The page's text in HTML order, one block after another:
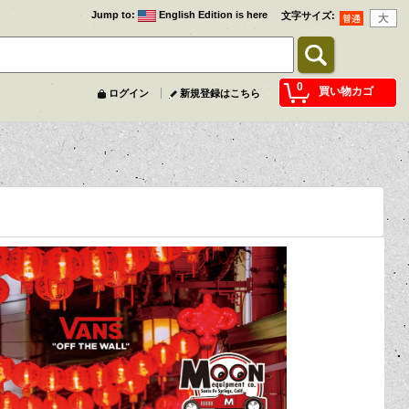
文字サイズ:
Jump to: English Edition is here
0 買い物カゴ
ログイン 新規登録はこちら